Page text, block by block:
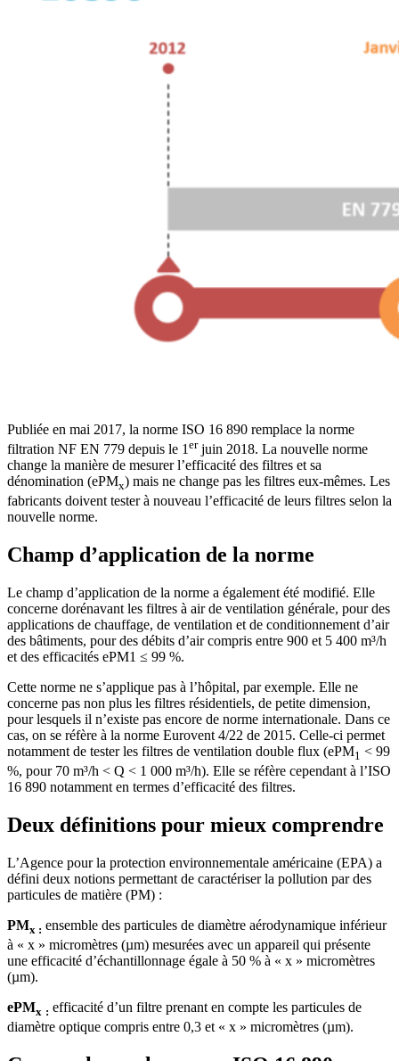
Publiée en mai 2017, la norme ISO 16 890 remplace la norme
filtration NF EN 779 depuis le 1 erjuin 2018. La nouvelle norme
change la manière de mesurer l’efficacité des filtres et sa
dénomination (ePMx) mais ne change pas les filtres eux-mêmes. Les
fabricants doivent tester à nouveau l’efficacité de leurs filtres selon la
nouvelle norme.
Champ d’application de la norme
Le champ d’application de la norme a également été modifié. Elle
concerne dorénavant les filtres à air de ventilation générale, pour des
applications de chauffage, de ventilation et de conditionnement d’air
des bâtiments, pour des débits d’air compris entre 900 et 5 400 m³/h
et des efficacités ePM1 ≤ 99 %.
Cette norme ne s’applique pas à l’hôpital, par exemple. Elle ne
concerne pas non plus les filtres résidentiels, de petite dimension,
pour lesquels il n’existe pas encore de norme internationale. Dans ce
cas, on se réfère à la norme Eurovent 4/22 de 2015. Celle-ci permet
notamment de tester les filtres de ventilation double flux (ePM1 < 99
%, pour 70 m³/h < Q < 1 000 m³/h). Elle se réfère cependant à l’ISO
16 890 notamment en termes d’efficacité des filtres.
Deux définitions pour mieux comprendre
L’Agence pour la protection environnementale américaine (EPA) a
défini deux notions permettant de caractériser la pollution par des
particules de matière (PM) :
PMx : ensemble des particules de diamètre aérodynamique inférieur
à « x » micromètres (µm) mesurées avec un appareil qui présente
une efficacité d’échantillonnage égale à 50 % à « x » micromètres
(µm).
ePMx : efficacité d’un filtre prenant en compte les particules de
diamètre optique compris entre 0,3 et « x » micromètres (µm).